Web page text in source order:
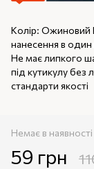
Колір: Ожиновий
нанесення в один
Не має липкого
під кутикулу без
стандарти якості
Немає в наявності
59 грн